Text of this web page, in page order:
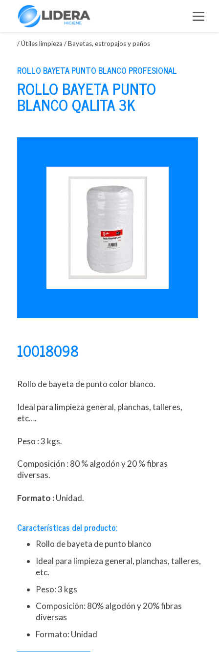
/Útiles limpieza /Bayetas, estropajos y paños
ROLLO BAYETA PUNTO BLANCO PROFESIONAL
ROLLO BAYETA PUNTO
BLANCO QALITA 3K
10018098
Rollo de bayeta de punto color blanco.
Ideal para limpieza general, planchas, talleres,
etc….
Peso : 3 kgs.
Composición : 80 % algodón y 20 % fibras
diversas.
Formato :Unidad.
Características del producto:
Rollo de bayeta de punto blanco
Ideal para limpieza general, planchas, talleres,
etc.
Peso: 3 kgs
Composición: 80% algodón y 20% fibras
diversas
Formato: Unidad